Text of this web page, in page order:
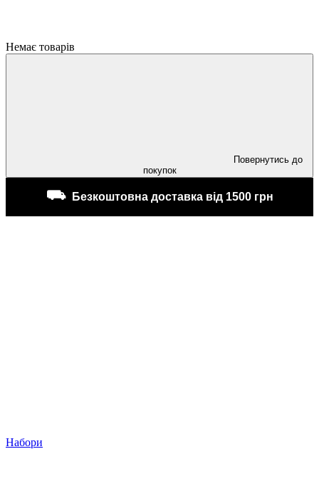
Немає товарів
Повернутись до
покупок
⛟ Безкоштовна доставка від 1500 грн
Набори